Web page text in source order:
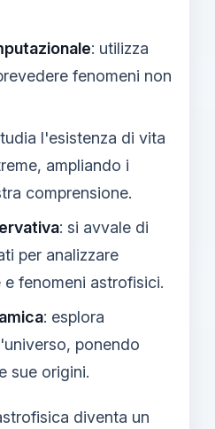
: utilizza
fenomeni non
l'esistenza di vita
ampliando i
comprensione.
: si avvale di
per analizzare
fenomeni astrofisici.
: esplora
ponendo
sue origini.
diventa un